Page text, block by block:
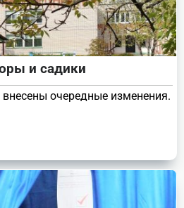
и садики
очередные изменения.